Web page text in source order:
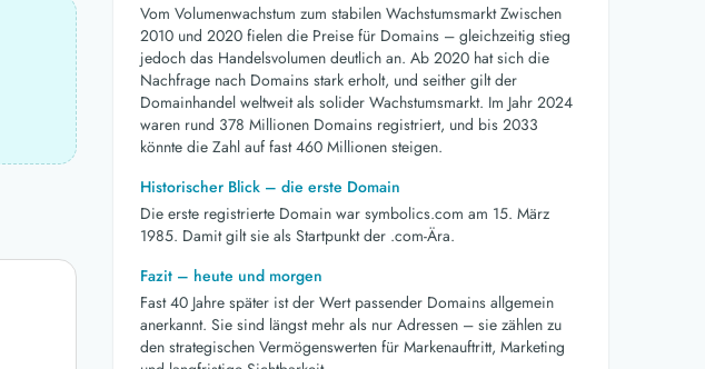
Vom Volumenwachstum zum stabilen Wachstumsmarkt Zwischen
2010 und 2020 fielen die Preise für Domains – gleichzeitig stieg
jedoch das Handelsvolumen deutlich an. Ab 2020 hat sich die
Nachfrage nach Domains stark erholt, und seither gilt der
Domainhandel weltweit als solider Wachstumsmarkt. Im Jahr 2024
waren rund 378 Millionen Domains registriert, und bis 2033
könnte die Zahl auf fast 460 Millionen steigen.
Historischer Blick – die erste Domain
Die erste registrierte Domain war symbolics.com am 15. März
1985. Damit gilt sie als Startpunkt der .com-Ära.
Fazit – heute und morgen
Fast 40 Jahre später ist der Wert passender Domains allgemein
anerkannt. Sie sind längst mehr als nur Adressen – sie zählen zu
den strategischen Vermögenswerten für Markenauftritt, Marketing